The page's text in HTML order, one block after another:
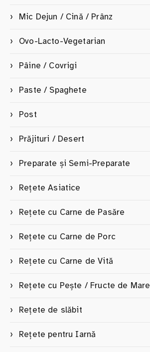
Mic Dejun / Cină / Prânz
Ovo-Lacto-Vegetarian
Pâine / Covrigi
Paste / Spaghete
Post
Prăjituri / Desert
Preparate și Semi-Preparate
Rețete Asiatice
Rețete cu Carne de Pasăre
Rețete cu Carne de Porc
Rețete cu Carne de Vită
Rețete cu Pește / Fructe de Mare
Rețete de slăbit
Rețete pentru Iarnă